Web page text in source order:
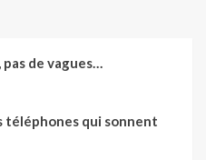
de vagues…
téléphones qui sonnent